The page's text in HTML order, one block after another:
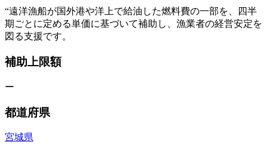
“遠洋漁船が国外港や洋上で給油した燃料費の一部を、四半
期ごとに定める単価に基づいて補助し、漁業者の経営安定を
図る支援です。
補助上限額
ー
都道府県
宮城県